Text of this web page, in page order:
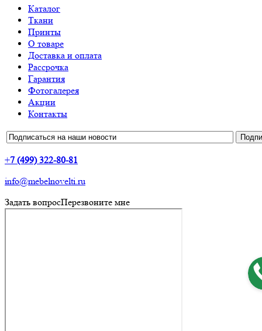
Каталог
Ткани
Принты
О товаре
Доставка и оплата
Рассрочка
Гарантия
Фотогалерея
Акции
Контакты
+7 (499) 322-80-81
info@mebelnovelti.ru
Задать вопросПерезвоните мне